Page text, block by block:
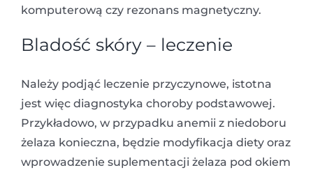
komputerową czy rezonans magnetyczny.
Bladość skóry – leczenie
Należy podjąć leczenie przyczynowe, istotna
jest więc diagnostyka choroby podstawowej.
Przykładowo, w przypadku anemii z niedoboru
żelaza konieczna, będzie modyfikacja diety oraz
wprowadzenie suplementacji żelaza pod okiem